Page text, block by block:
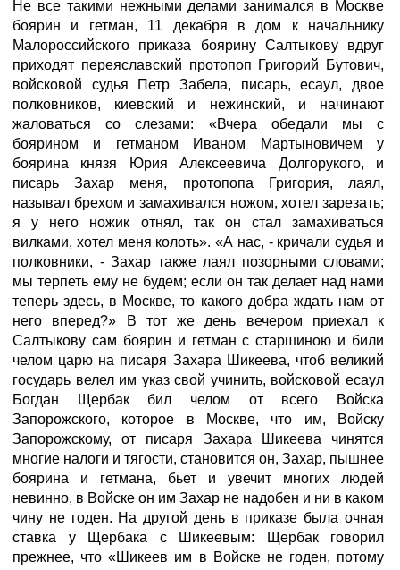
Не все такими нежными делами занимался в Москве
боярин и гетман, 11 декабря в дом к начальнику
Малороссийского приказа боярину Салтыкову вдруг
приходят переяславский протопоп Григорий Бутович,
войсковой судья Петр Забела, писарь, есаул, двое
полковников, киевский и нежинский, и начинают
жаловаться со слезами: «Вчера обедали мы с
боярином и гетманом Иваном Мартыновичем у
боярина князя Юрия Алексеевича Долгорукого, и
писарь Захар меня, протопопа Григория, лаял,
называл брехом и замахивался ножом, хотел зарезать;
я у него ножик отнял, так он стал замахиваться
вилками, хотел меня колоть». «А нас, - кричали судья и
полковники, - Захар также лаял позорными словами;
мы терпеть ему не будем; если он так делает над нами
теперь здесь, в Москве, то какого добра ждать нам от
него вперед?» В тот же день вечером приехал к
Салтыкову сам боярин и гетман с старшиною и били
челом царю на писаря Захара Шикеева, чтоб великий
государь велел им указ свой учинить, войсковой есаул
Богдан Щербак бил челом от всего Войска
Запорожского, которое в Москве, что им, Войску
Запорожскому, от писаря Захара Шикеева чинятся
многие налоги и тягости, становится он, Захар, пышнее
боярина и гетмана, бьет и увечит многих людей
невинно, в Войске он им Захар не надобен и ни в каком
чину не годен. На другой день в приказе была очная
ставка у Щербака с Шикеевым: Щербак говорил
прежнее, что «Шикеев им в Войске не годен, потому